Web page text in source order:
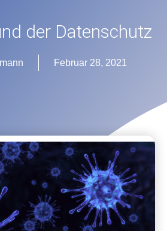
der Datenschutz
Februar 28, 2021